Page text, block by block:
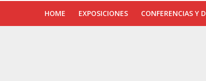
HOME EXPOSICIONES CONFERENCIAS Y